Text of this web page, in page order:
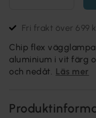
Fri frakt över 699
Chip flex
aluminium i vit färg
och nedåt. Läs mer